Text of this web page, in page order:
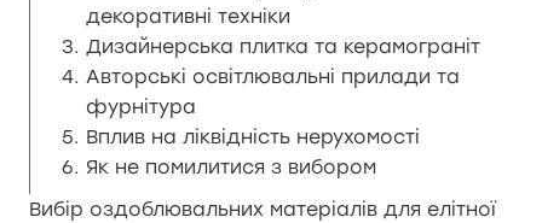
декоративні техніки
Дизайнерська плитка та керамограніт
Авторські освітлювальні прилади та
фурнітура
Вплив на ліквідність нерухомості
Як не помилитися з вибором
Вибір оздоблювальних матеріалів для елітної